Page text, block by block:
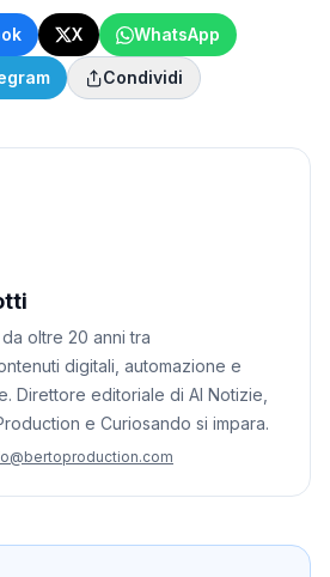
X WhatsApp
Condividi
oltre 20 anni tra
digitali, automazione e
Direttore editoriale di AI Notizie,
e Curiosando si impara.